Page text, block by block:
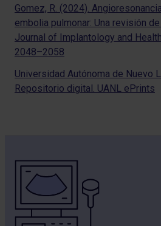
Gomez, R. (2024).
embolia pulmonar: Una revisión
Journal of Implantology and
2048–2058
Universidad Autónoma de Nuevo
Repositorio digital. UANL ePrints